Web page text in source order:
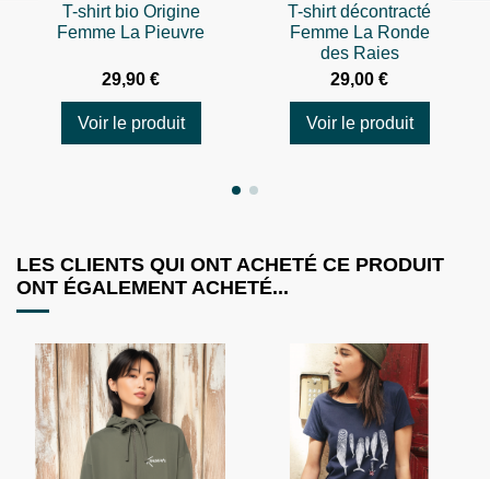
T-shirt bio Origine
Femme La Pieuvre
29,90 €
Voir le produit
T-shirt décontracté
Femme La Ronde
des Raies
29,00 €
Voir le produit
LES CLIENTS QUI ONT ACHETÉ CE PRODUIT
ONT ÉGALEMENT ACHETÉ...